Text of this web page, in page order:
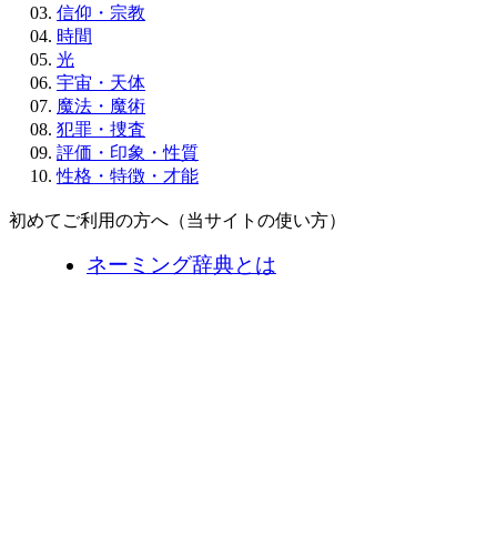
信仰・宗教
時間
光
宇宙・天体
魔法・魔術
犯罪・捜査
評価・印象・性質
性格・特徴・才能
初めてご利用の方へ（当サイトの使い方）
ネーミング辞典とは